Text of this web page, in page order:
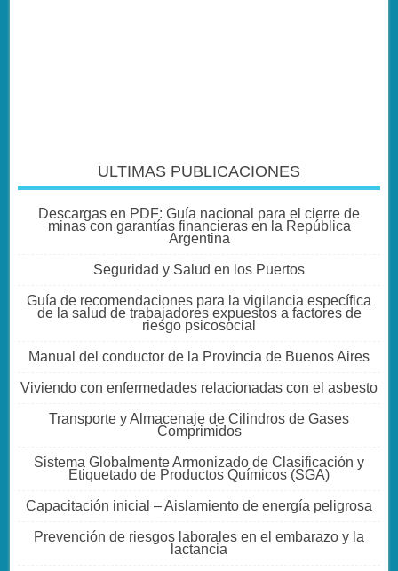
ULTIMAS PUBLICACIONES
Descargas en PDF: Guía nacional para el cierre de
minas con garantías financieras en la República
Argentina
Seguridad y Salud en los Puertos
Guía de recomendaciones para la vigilancia específica
de la salud de trabajadores expuestos a factores de
riesgo psicosocial
Manual del conductor de la Provincia de Buenos Aires
Viviendo con enfermedades relacionadas con el asbesto
Transporte y Almacenaje de Cilindros de Gases
Comprimidos
Sistema Globalmente Armonizado de Clasificación y
Etiquetado de Productos Químicos (SGA)
Capacitación inicial – Aislamiento de energía peligrosa
Prevención de riesgos laborales en el embarazo y la
lactancia